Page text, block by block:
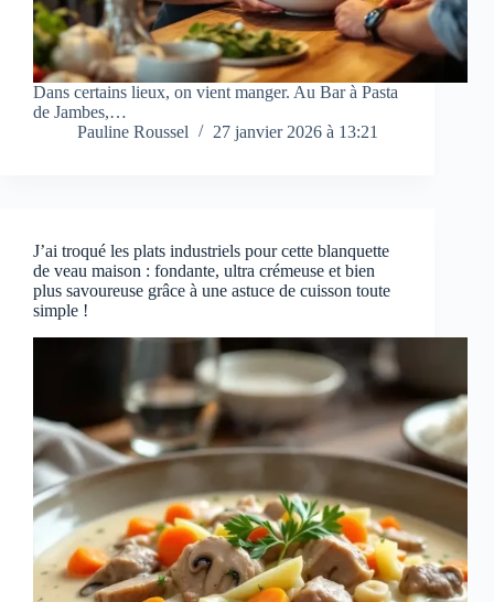
Dans certains lieux, on vient manger. Au Bar à Pasta
de Jambes,…
Pauline Roussel
27 janvier 2026 à 13:21
J’ai troqué les plats industriels pour cette blanquette
de veau maison : fondante, ultra crémeuse et bien
plus savoureuse grâce à une astuce de cuisson toute
simple !